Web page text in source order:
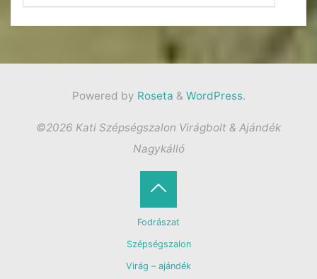
Powered by Roseta & WordPress.
©2026 Kati Szépségszalon Virágbolt & Ajándék
Nagykálló
Fodrászat
Szépségszalon
Virág – ajándék
Back
to